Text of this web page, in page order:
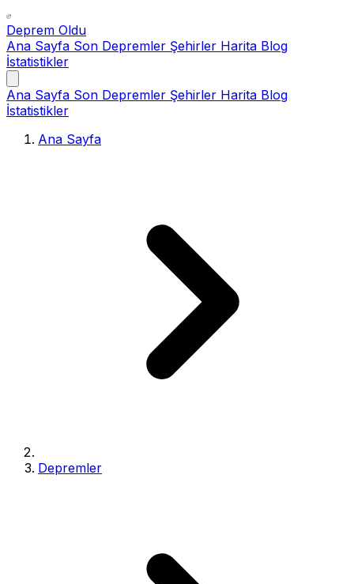
Deprem Oldu
Ana Sayfa Son Depremler Şehirler Harita Blog
İstatistikler
Ana Sayfa Son Depremler Şehirler Harita Blog
İstatistikler
Ana Sayfa
Depremler